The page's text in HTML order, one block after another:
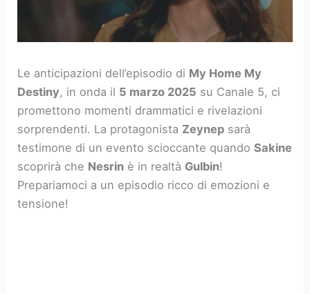
Le anticipazioni dell’episodio di My Home My
Destiny, in onda il 5 marzo 2025 su Canale 5, ci
promettono momenti drammatici e rivelazioni
sorprendenti. La protagonista Zeynep sarà
testimone di un evento scioccante quandoSakine
scoprirà che Nesrin è in realtà Gulbin!
Prepariamoci a un episodio ricco di emozioni e
tensione!